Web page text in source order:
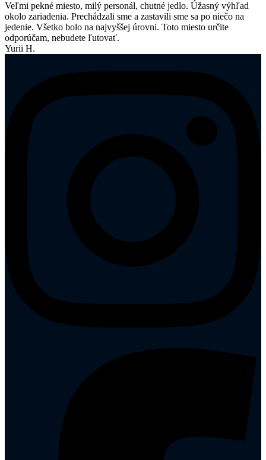
Veľmi pekné miesto, milý personál, chutné jedlo. Úžasný výhľad
okolo zariadenia. Prechádzali sme a zastavili sme sa po niečo na
jedenie. Všetko bolo na najvyššej úrovni. Toto miesto určite
odporúčam, nebudete ľutovať.
Yurii H.